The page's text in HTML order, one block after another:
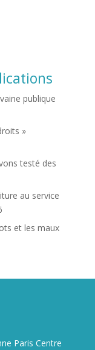
publique
»
testé des
au service
et les maux
Paris Centre